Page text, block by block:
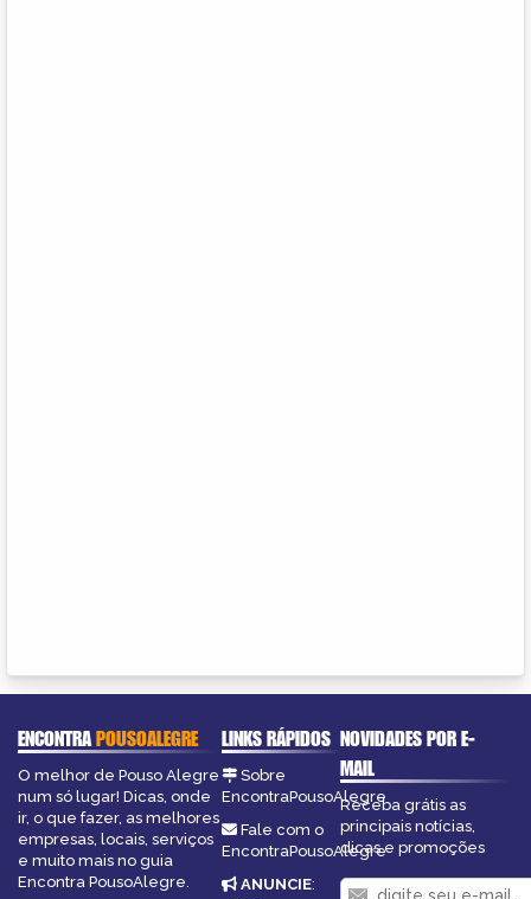
ENCONTRAPOUSOALEGRE
O melhor de Pouso Alegre
num só lugar! Dicas, onde
ir, o que fazer, as melhores
empresas, locais, serviços
e muito mais no guia
Encontra PousoAlegre.
LINKS RÁPIDOS
Sobre
EncontraPousoAlegre
Fale com o
EncontraPousoAlegre
ANUNCIE:
NOVIDADES POR E-
MAIL
Receba grátis as
principais notícias,
dicas e promoções